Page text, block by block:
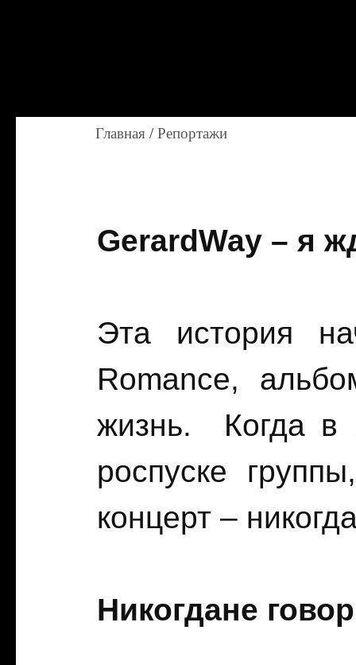
Главная /Репортажи
GerardWay – я
Эта история
Romance,
жизнь. Когда в
роспуске
концерт –
Никогдане